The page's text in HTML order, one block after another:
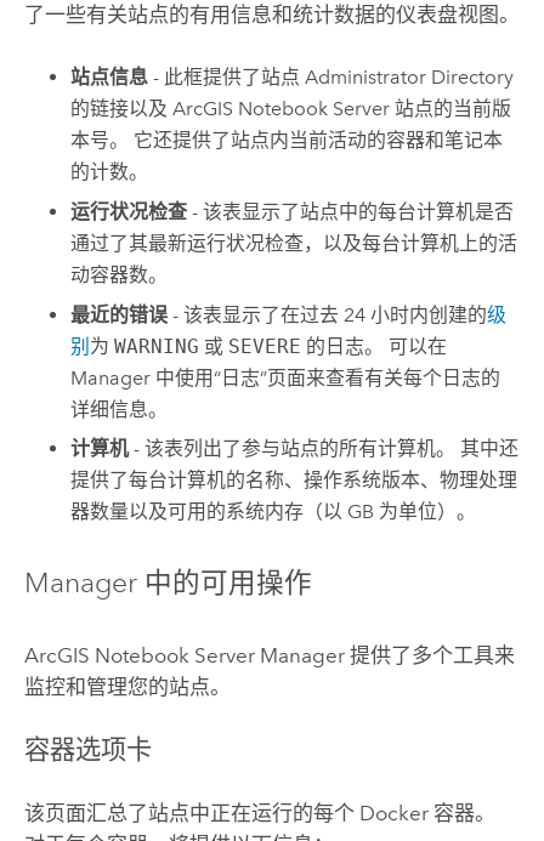
了一些有关站点的有用信息和统计数据的仪表盘视图。
站点信息 - 此框提供了站点 Administrator Directory
的链接以及ArcGIS Notebook Server 站点的当前版
本号。 它还提供了站点内当前活动的容器和笔记本
的计数。
运行状况检查 - 该表显示了站点中的每台计算机是否
通过了其最新运行状况检查，以及每台计算机上的活
动容器数。
最近的错误 - 该表显示了在过去 24 小时内创建的级
别 为WARNING 或 SEVERE 的日志。 可以在
Manager 中使用“日志”页面来查看有关每个日志的
详细信息。
计算机- 该表列出了参与站点的所有计算机。 其中还
提供了每台计算机的名称、操作系统版本、物理处理
器数量以及可用的系统内存（以 GB 为单位）。
Manager 中的可用操作
ArcGIS Notebook ServerManager 提供了多个工具来
监控和管理您的站点。
容器选项卡
该页面汇总了站点中正在运行的每个 Docker 容器。